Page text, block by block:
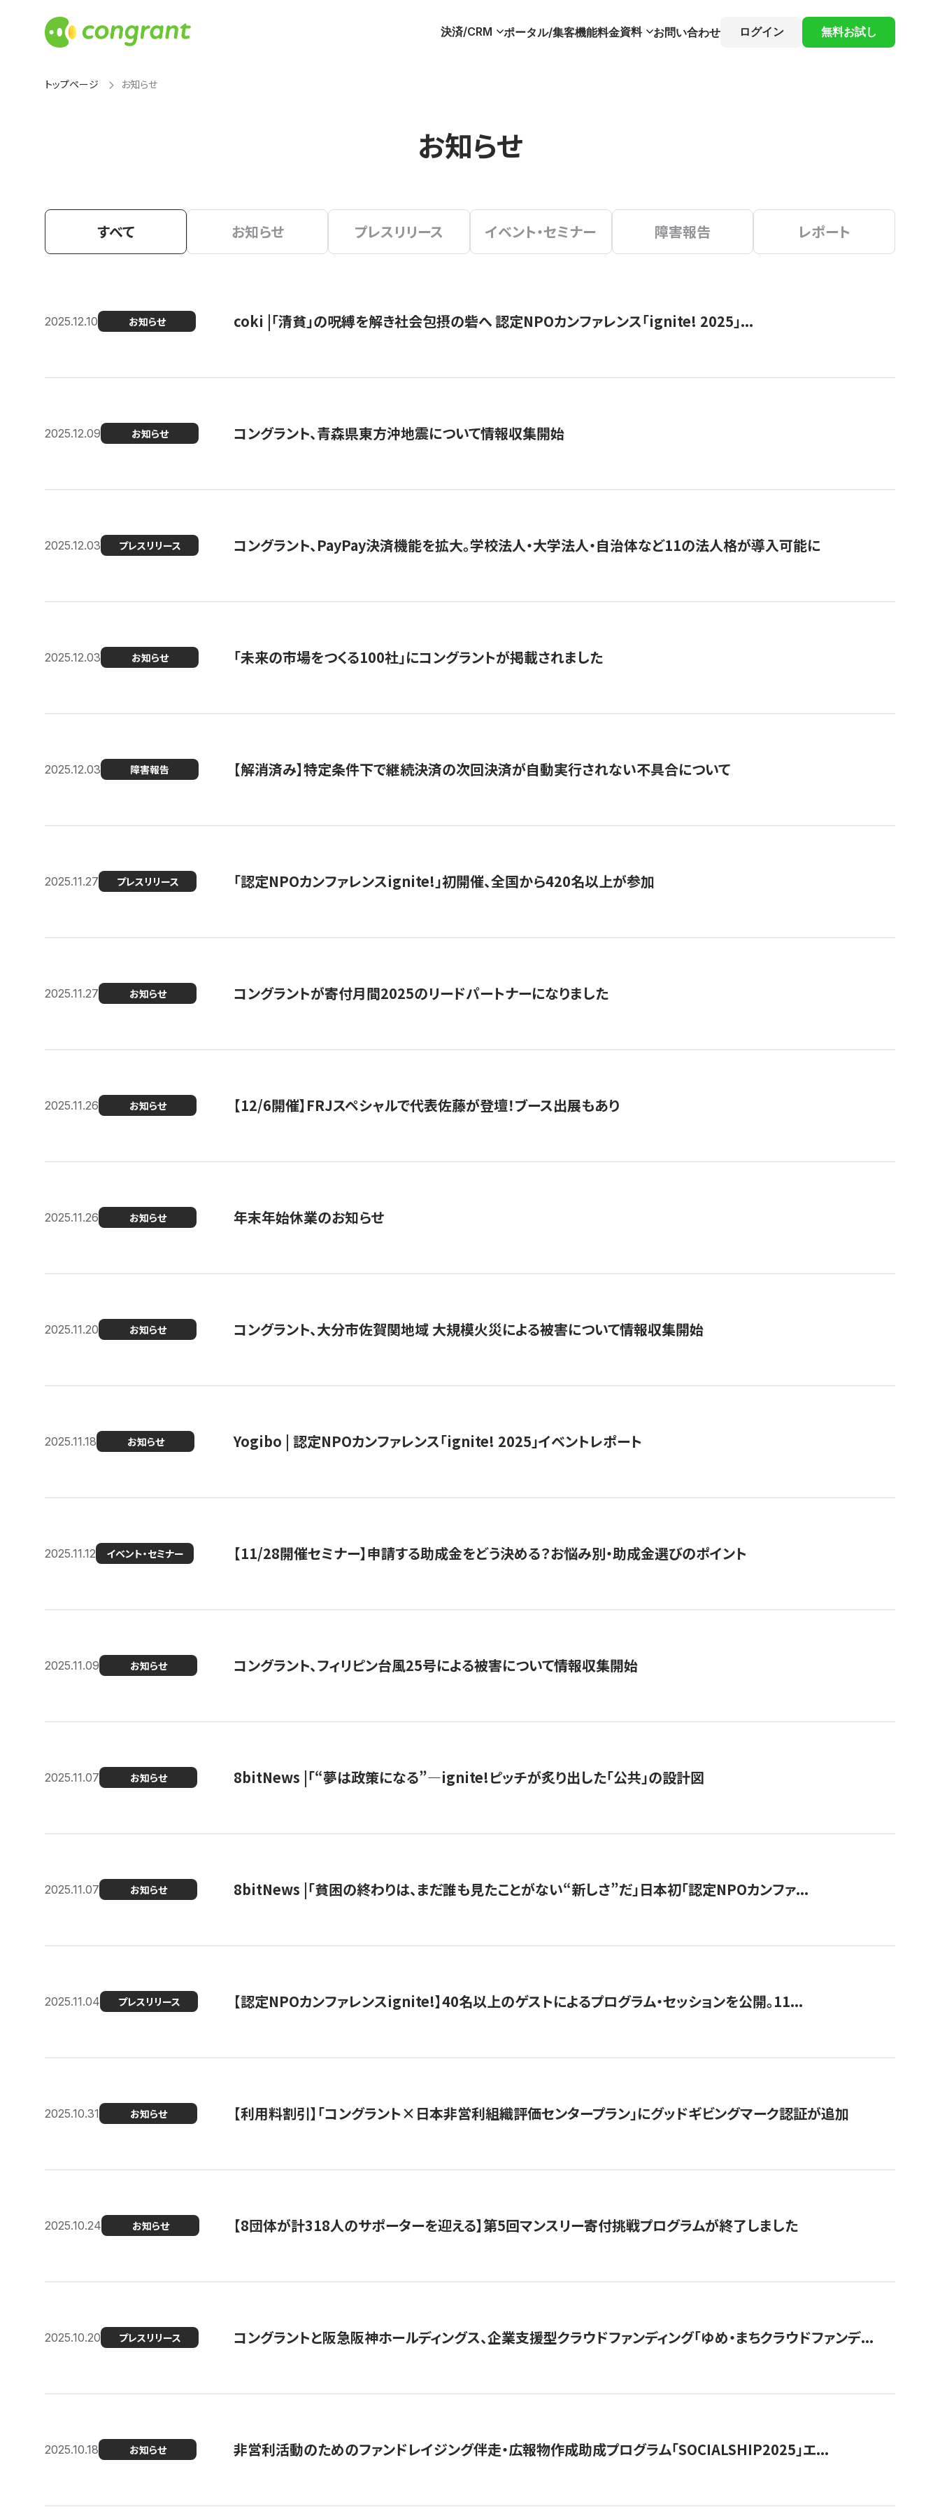
決済/CRM ポータル/集客機能料金資料 お問い合わせ ログイン 無料お試し
トップページ お知らせ
お知らせ
すべて お知らせ プレスリリース イベント・セミナー 障害報告 レポート
2025.12.10 お知らせ coki |「清貧」の呪縛を解き社会包摂の砦へ 認定NPOカンファレンス「ignite! 2025」...
2025.12.09 お知らせ コングラント、青森県東方沖地震について情報収集開始
2025.12.03 プレスリリース コングラント、PayPay決済機能を拡大。学校法人・大学法人・自治体など11の法人格が導入可能に
2025.12.03 お知らせ 「未来の市場をつくる100社」にコングラントが掲載されました
2025.12.03 障害報告 【解消済み】特定条件下で継続決済の次回決済が自動実行されない不具合について
2025.11.27 プレスリリース 「認定NPOカンファレンスignite!」初開催、全国から420名以上が参加
2025.11.27 お知らせ コングラントが寄付月間2025のリードパートナーになりました
2025.11.26 お知らせ 【12/6開催】FRJスペシャルで代表佐藤が登壇！ブース出展もあり
2025.11.26 お知らせ 年末年始休業のお知らせ
2025.11.20 お知らせ コングラント、大分市佐賀関地域 大規模火災による被害について情報収集開始
2025.11.18 お知らせ Yogibo | 認定NPOカンファレンス「ignite! 2025」イベントレポート
2025.11.12 イベント・セミナー 【11/28開催セミナー】申請する助成金をどう決める？お悩み別・助成金選びのポイント
2025.11.09 お知らせ コングラント、フィリピン台風25号による被害について情報収集開始
2025.11.07 お知らせ 8bitNews |「“夢は政策になる”—ignite!ピッチが炙り出した「公共」の設計図
2025.11.07 お知らせ 8bitNews |「貧困の終わりは、まだ誰も見たことがない“新しさ”だ」日本初「認定NPOカンファ...
2025.11.04 プレスリリース 【認定NPOカンファレンスignite!】40名以上のゲストによるプログラム・セッションを公開。11...
2025.10.31 お知らせ 【利用料割引】「コングラント×日本非営利組織評価センタープラン」にグッドギビングマーク認証が追加
2025.10.24 お知らせ 【8団体が計318人のサポーターを迎える】​​第5回マンスリー寄付挑戦プログラムが終了しました
2025.10.20 プレスリリース コングラントと阪急阪神ホールディングス、企業支援型クラウドファンディング「ゆめ・まちクラウドファンデ...
2025.10.18 お知らせ 非営利活動のためのファンドレイジング伴走・広報物作成助成プログラム「SOCIALSHIP2025」エ...